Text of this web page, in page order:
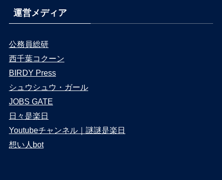
運営メディア
公務員総研
西千葉コクーン
BIRDY Press
シュウシュウ・ガール
JOBS GATE
日々是楽日
Youtubeチャンネル｜謎謎是楽日
想い人bot